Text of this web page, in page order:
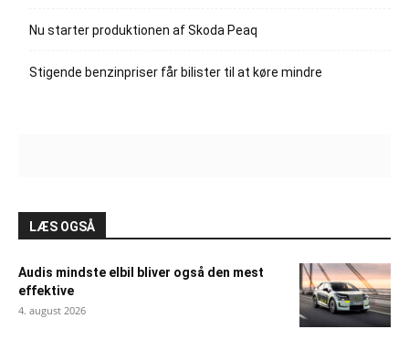
Nu starter produktionen af Skoda Peaq
Stigende benzinpriser får bilister til at køre mindre
LÆS OGSÅ
Audis mindste elbil bliver også den mest
effektive
4. august 2026